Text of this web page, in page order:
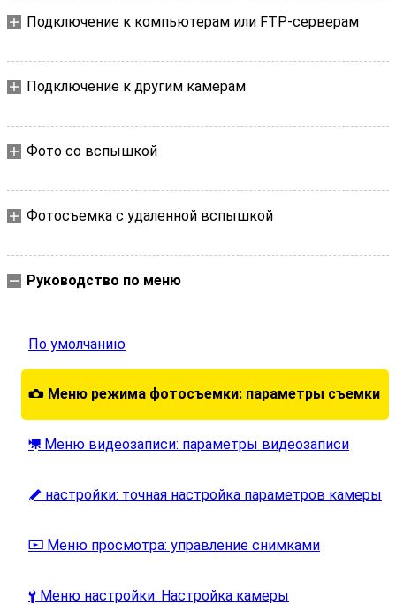
Подключение к компьютерам или FTP-серверам
Подключение к другим камерам
Фото со вспышкой
Фотосъемка с удаленной вспышкой
Руководство по меню
По умолчанию
C Меню режима фотосъемки: параметры съемки
1 Меню видеозаписи: параметры видеозаписи
A настройки: точная настройка параметров камеры
D Меню просмотра: управление снимками
B Меню настройки: Настройка камеры